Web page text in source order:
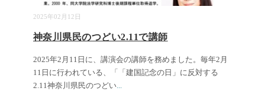
2025年02月12日
神奈川県民のつどい2.11で講師
2025年2月11日に、講演会の講師を務めました。毎年2月
11日に行われている、「「建国記念の日」に反対する
2.11神奈川県民のつどい...